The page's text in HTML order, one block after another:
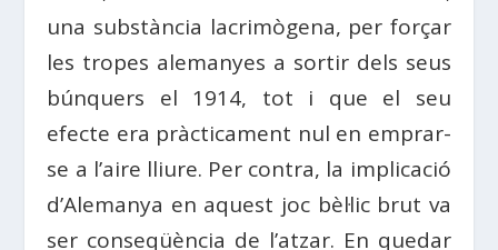
una substància lacrimògena, per forçar
les tropes alemanyes a sortir dels seus
búnquers el 1914, tot i que el seu
efecte era pràcticament nul en emprar-
se a l’aire lliure. Per contra, la implicació
d’Alemanya en aquest joc bèl·lic brut va
ser conseqüència de l’atzar. En quedar